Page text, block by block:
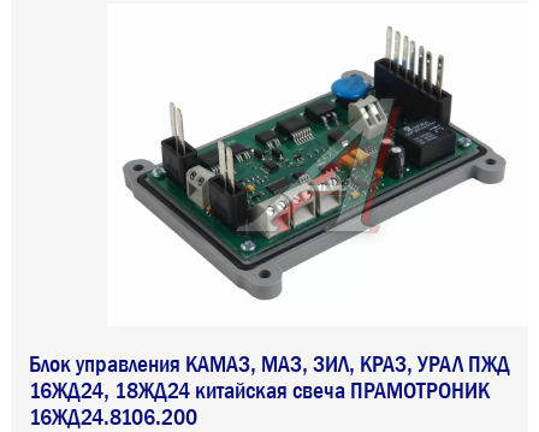
Блок управления КАМАЗ, МАЗ, ЗИЛ, КРАЗ, УРАЛ ПЖД
16ЖД24, 18ЖД24 китайская свеча ПРАМОТРОНИК
16ЖД24.8106.200